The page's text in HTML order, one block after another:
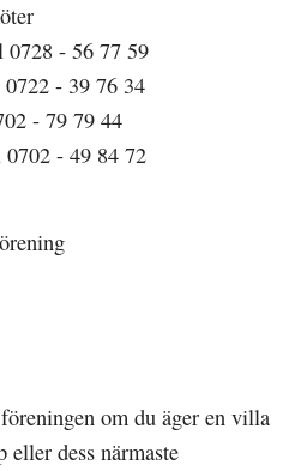
0728 - 56 77 59
- 39 76 34
- 79 79 44
- 49 84 72
om du äger en villa
dess närmaste